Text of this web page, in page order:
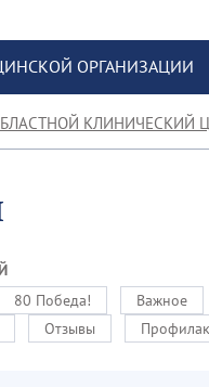
ОРГАНИЗАЦИИ
КЛИНИЧЕСКИЙ
80 Победа! Важное
Отзывы